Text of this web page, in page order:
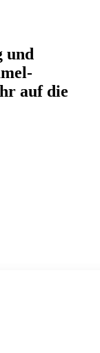
und
auf die